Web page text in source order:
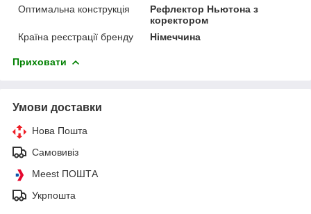
Оптимальна конструкція
Рефлектор Ньютона з
коректором
Країна реєстрації бренду
Німеччина
Приховати
Умови доставки
Нова Пошта
Самовивіз
Meest ПОШТА
Укрпошта